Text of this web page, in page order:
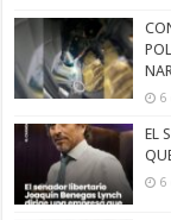
6
EL
6